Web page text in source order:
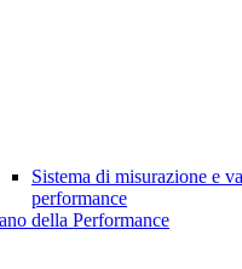
Sistema di misurazione e
performance
della Performance